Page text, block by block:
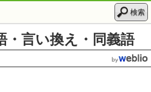
検索
・言い換え・同義語